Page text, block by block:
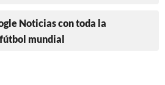
Noticias con toda la
mundial